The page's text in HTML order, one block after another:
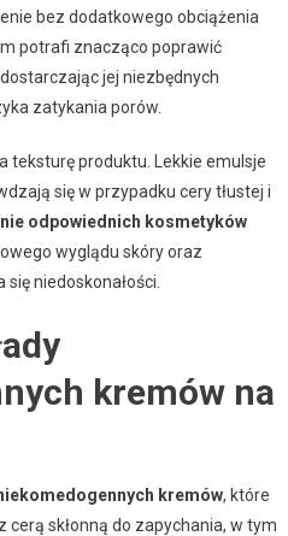
bez dodatkowego obciążenia
potrafi znacząco poprawić
jej niezbędnych
zatykania porów.
teksturę produktu. Lekkie emulsje
się w przypadku cery tłustej i
odpowiednich kosmetyków
wyglądu skóry oraz
niedoskonałości.
kremów na
kremów, które
skłonną do zapychania, w tym